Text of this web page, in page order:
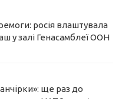
росія влаштувала
у залі Генасамблеї ООН
ще раз до